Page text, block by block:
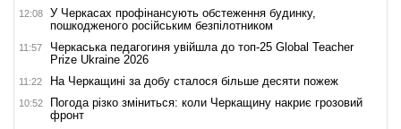
12:08
У Черкасах профінансують обстеження будинку,
пошкодженого російським безпілотником
11:57
Черкаська педагогиня увійшла до топ-25 Global Teacher
Prize Ukraine 2026
11:22 На Черкащині за добу сталося більше десяти пожеж
10:52
Погода різко зміниться: коли Черкащину накриє грозовий
фронт